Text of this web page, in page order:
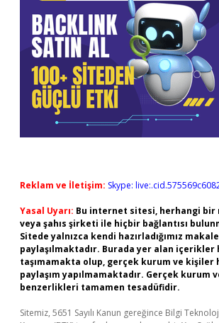
Reklam ve İletişim: Skype:
Yasal Uyarı: Bu internet sitesi, herhangi bir
veya şahıs şirketi ile hiçbir bağlantısı
Sitede yalnızca kendi hazırladığımız
paylaşılmaktadır. Burada yer alan
taşımamakta olup, gerçek kurum ve kişiler
paylaşım yapılmamaktadır. Gerçek kurum
benzerlikleri tamamen tesadüfidir.
Sitemiz, 5651 Sayılı Kanun gereğince Bilgi